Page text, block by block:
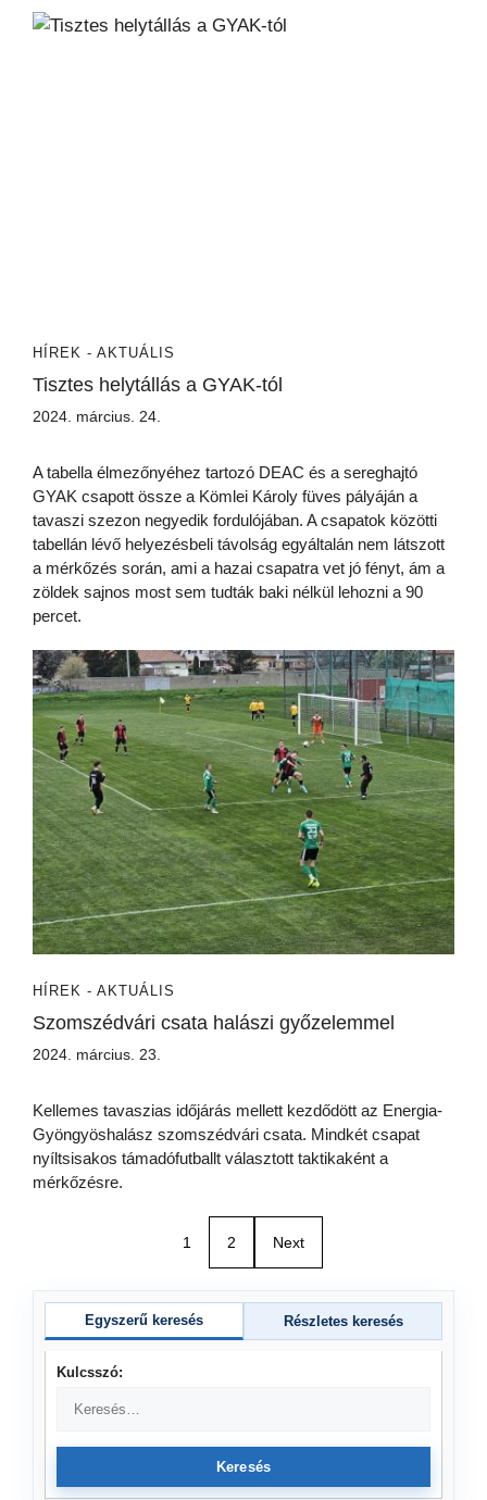
HÍREK - AKTUÁLIS
Tisztes helytállás a GYAK-tól
2024. március. 24.
A tabella élmezőnyéhez tartozó DEAC és a sereghajtó
GYAK csapott össze a Kömlei Károly füves pályáján a
tavaszi szezon negyedik fordulójában. A csapatok közötti
tabellán lévő helyezésbeli távolság egyáltalán nem látszott
a mérkőzés során, ami a hazai csapatra vet jó fényt, ám a
zöldek sajnos most sem tudták baki nélkül lehozni a 90
percet.
HÍREK - AKTUÁLIS
Szomszédvári csata halászi győzelemmel
2024. március. 23.
Kellemes tavaszias időjárás mellett kezdődött az Energia-
Gyöngyöshalász szomszédvári csata. Mindkét csapat
nyíltsisakos támadófutballt választott taktikaként a
mérkőzésre.
1 2 Next
Egyszerű keresés Részletes keresés
Kulcsszó:
Keresés